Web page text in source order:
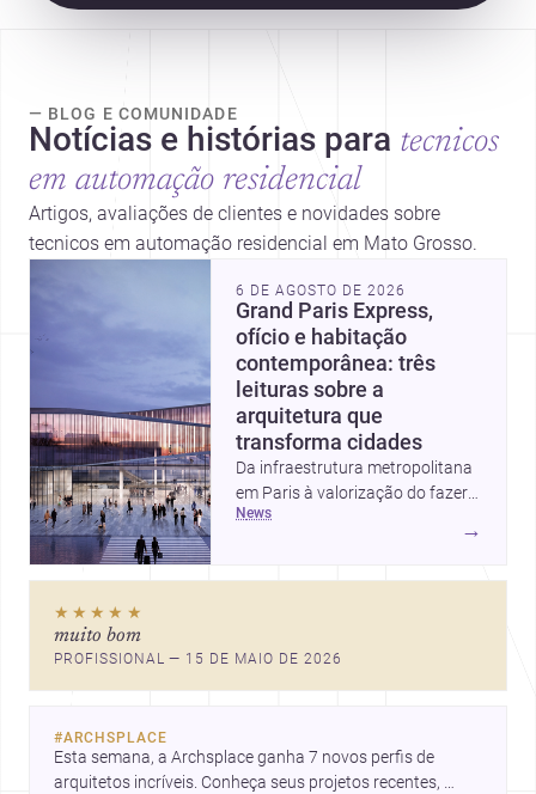
— BLOG E COMUNIDADE
Notícias e histórias para tecnicos
em automação residencial
Artigos, avaliações de clientes e novidades sobre
tecnicos em automação residencial em Mato Grosso.
6 DE AGOSTO DE 2026
Grand Paris Express,
ofício e habitação
contemporânea: três
leituras sobre a
arquitetura que
transforma cidades
Da infraestrutura metropolitana
em Paris à valorização do fazer
artesanal e à casa elevada da
inspirador para profissionais que
pensam cidade, construção e
news
→
★★★★★
muito bom
PROFISSIONAL — 15 DE MAIO DE 2026
#ARCHSPLACE
Esta semana, a Archsplace ganha 7 novos perfis de
arquitetos incríveis. Conheça seus projetos recentes,